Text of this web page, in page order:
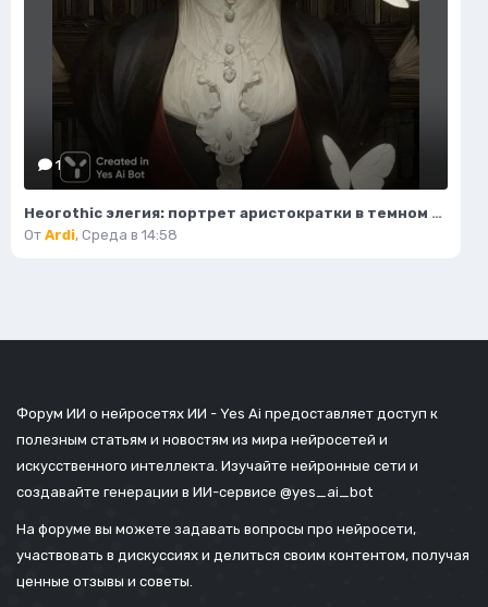
1
Неогothic элегия: портрет аристократки в темном величии библиотеки. Картинка из нейронной сети Миджорни
От Ardi, Среда в 14:58
Форум ИИ о нейросетях ИИ - Yes Ai предоставляет доступ к
полезным статьям и новостям из мира нейросетей и
искусственного интеллекта. Изучайте нейронные сети и
создавайте генерации в ИИ-сервисе @yes_ai_bot
На форуме вы можете задавать вопросы про нейросети,
участвовать в дискуссиях и делиться своим контентом, получая
ценные отзывы и советы.